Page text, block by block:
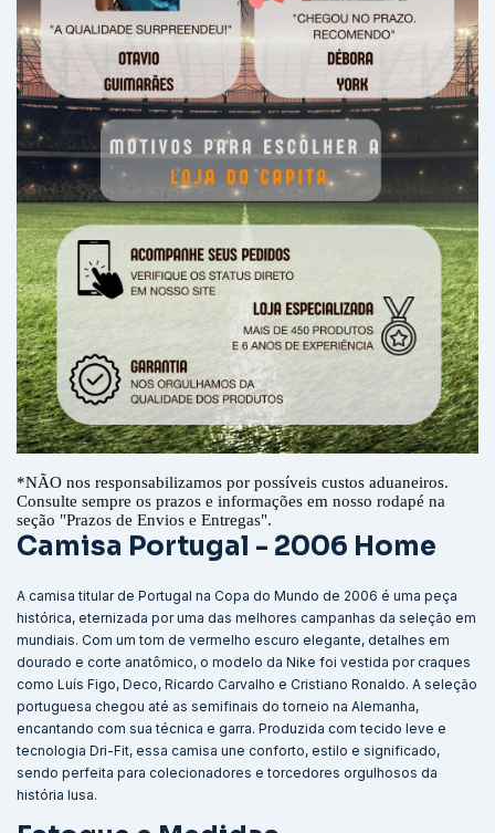
*NÃO nos responsabilizamos por possíveis custos aduaneiros.
Consulte sempre os prazos e informações em nosso rodapé na
seção "Prazos de Envios e Entregas".
Camisa Portugal - 2006 Home
A camisa titular de Portugal na Copa do Mundo de 2006 é uma peça
histórica, eternizada por uma das melhores campanhas da seleção em
mundiais. Com um tom de vermelho escuro elegante, detalhes em
dourado e corte anatômico, o modelo da Nike foi vestida por craques
como Luís Figo, Deco, Ricardo Carvalho e Cristiano Ronaldo. A seleção
portuguesa chegou até as semifinais do torneio na Alemanha,
encantando com sua técnica e garra. Produzida com tecido leve e
tecnologia Dri-Fit, essa camisa une conforto, estilo e significado,
sendo perfeita para colecionadores e torcedores orgulhosos da
história lusa.